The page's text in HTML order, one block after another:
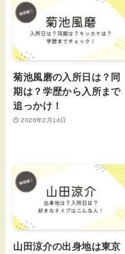
菊池風磨の入所日は？同
期は？学歴から入所まで
追っかけ！
2026年2月14日
山田涼介の出身地は東京